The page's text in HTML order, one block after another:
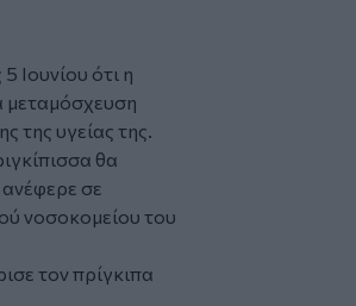
Ιουνίου ότι η
μεταμόσχευση
της υγείας της.
θα
σε
νοσοκομείου του
τον πρίγκιπα